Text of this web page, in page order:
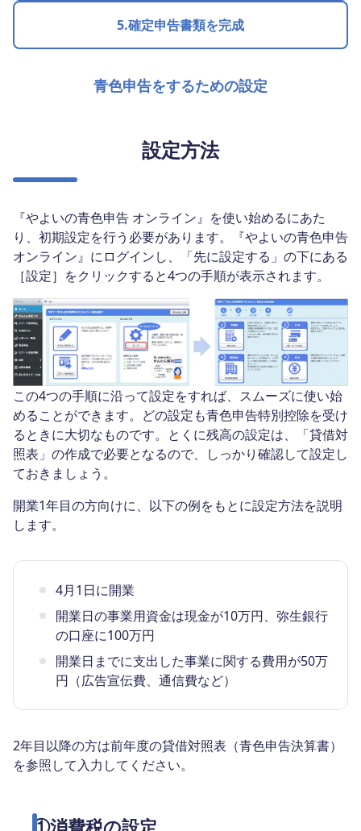
5.確定申告書類を完成
青色申告をするための設定
設定方法
『やよいの青色申告 オンライン』を使い始めるにあた
り、初期設定を行う必要があります。『やよいの青色申告
オンライン』にログインし、「先に設定する」の下にある
［設定］をクリックすると4つの手順が表示されます。
この4つの手順に沿って設定をすれば、スムーズに使い始
めることができます。どの設定も青色申告特別控除を受け
るときに大切なものです。とくに残高の設定は、「貸借対
照表」の作成で必要となるので、しっかり確認して設定し
ておきましょう。
開業1年目の方向けに、以下の例をもとに設定方法を説明
します。
4月1日に開業
開業日の事業用資金は現金が10万円、弥生銀行
の口座に100万円
開業日までに支出した事業に関する費用が50万
円（広告宣伝費、通信費など）
2年目以降の方は前年度の貸借対照表（青色申告決算書）
を参照して入力してください。